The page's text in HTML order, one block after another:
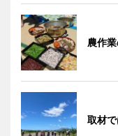
農作
取材